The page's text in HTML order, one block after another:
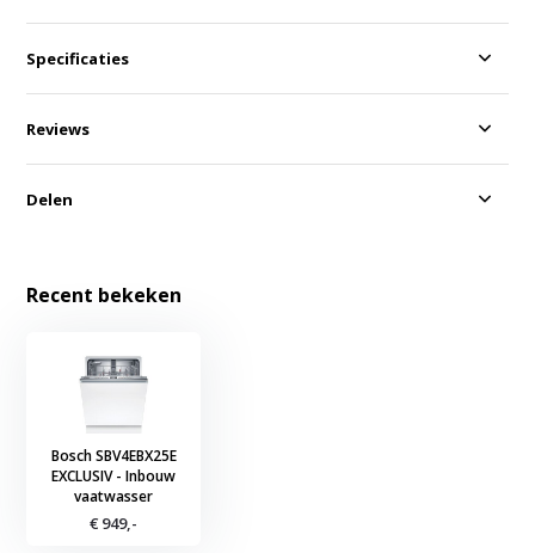
Specificaties
Reviews
Delen
Recent bekeken
Bosch SBV4EBX25E
EXCLUSIV - Inbouw
vaatwasser
€ 949,-